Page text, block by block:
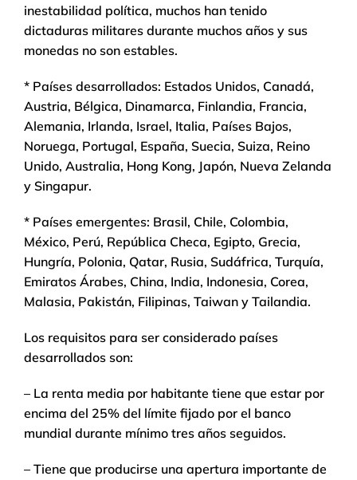
inestabilidad política, muchos han tenido
dictaduras militares durante muchos años y sus
monedas no son estables.
* Países desarrollados: Estados Unidos, Canadá,
Austria, Bélgica, Dinamarca, Finlandia, Francia,
Alemania, Irlanda, Israel, Italia, Países Bajos,
Noruega, Portugal, España, Suecia, Suiza, Reino
Unido, Australia, Hong Kong, Japón, Nueva Zelanda
y Singapur.
* Países emergentes: Brasil, Chile, Colombia,
México, Perú, República Checa, Egipto, Grecia,
Hungría, Polonia, Qatar, Rusia, Sudáfrica, Turquía,
Emiratos Árabes, China, India, Indonesia, Corea,
Malasia, Pakistán, Filipinas, Taiwan y Tailandia.
Los requisitos para ser considerado países
desarrollados son:
– La renta media por habitante tiene que estar por
encima del 25% del límite fijado por el banco
mundial durante mínimo tres años seguidos.
– Tiene que producirse una apertura importante de